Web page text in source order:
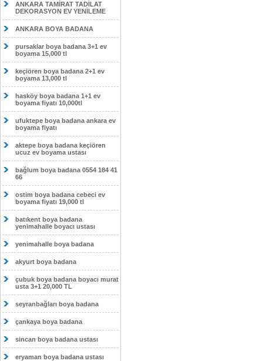
ANKARA TAMİRAT TADİLAT
DEKORASYON EV YENİLEME
ANKARA BOYA BADANA
pursaklar boya badana 3+1 ev
boyama 15,000 tl
keçiören boya badana 2+1 ev
boyama 13,000 tl
hasköy boya badana 1+1 ev
boyama fiyatı 10,000tl
ufuktepe boya badana ankara ev
boyama fiyatı
aktepe boya badana keçiören
ucuz ev boyama ustası
bağlum boya badana 0554 184 41
66
ostim boya badana cebeci ev
boyama fiyatı 19,000 tl
batıkent boya badana
yenimahalle boyacı ustası
yenimahalle boya badana
akyurt boya badana
çubuk boya badana boyacı murat
usta 3+1 20,000 TL
seyranbağları boya badana
çankaya boya badana
sincan boya badana ustası
eryaman boya badana ustası